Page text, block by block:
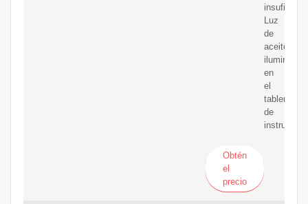
Luz
de
aceite
iluminada
en
el
tablero
de
Obtén
el
precio